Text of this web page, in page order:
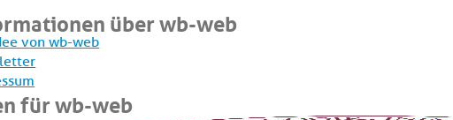
über wb-web
von wb-web
für wb-web